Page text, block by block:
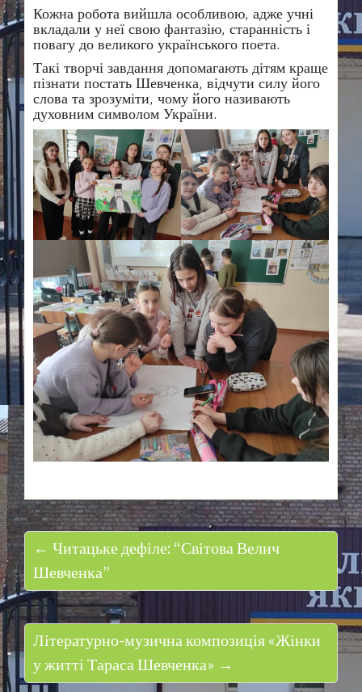
Кожна робота вийшла особливою, адже учні
вкладали у неї свою фантазію, старанність і
повагу до великого українського поета.
Такі творчі завдання допомагають дітям краще
пізнати постать Шевченка, відчути силу його
слова та зрозуміти, чому його називають
духовним символом України.
← Читацьке дефіле: “Світова Велич
Шевченка”
Літературно-музична композиція «Жінки
у житті Тараса Шевченка» →